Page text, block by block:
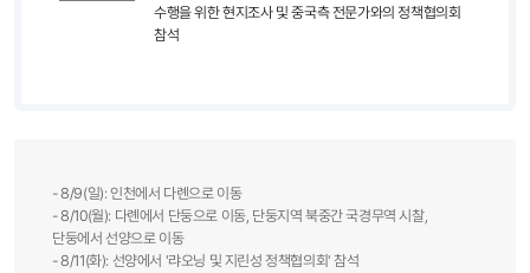
수행을 위한 현지조사 및 중국측 전문가와의 정책협의회
참석
- 8/9(일): 인천에서 다롄으로 이동
- 8/10(월): 다롄에서 단둥으로 이동, 단둥지역 북중간 국경무역 시찰,
단둥에서 선양으로 이동
- 8/11(화): 선양에서 '랴오닝 및 지린성 정책협의회' 참석